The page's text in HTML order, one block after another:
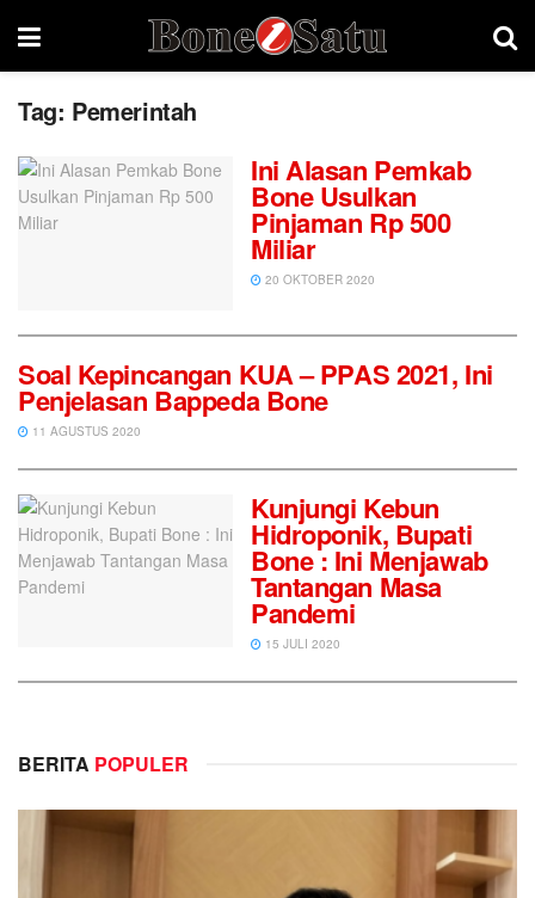
Tag: Pemerintah
Ini Alasan Pemkab
Bone Usulkan
Pinjaman Rp 500
Miliar
20 OKTOBER 2020
Soal Kepincangan KUA – PPAS 2021, Ini
Penjelasan Bappeda Bone
11 AGUSTUS 2020
Kunjungi Kebun
Hidroponik, Bupati
Bone : Ini Menjawab
Tantangan Masa
Pandemi
15 JULI 2020
BERITA POPULER